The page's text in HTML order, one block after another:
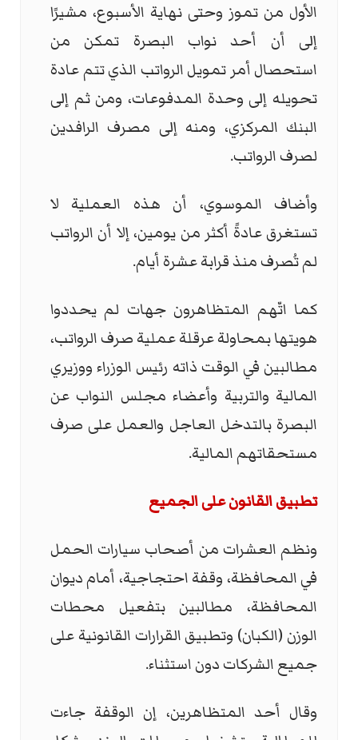
الأول من تموز وحتى نهاية الأسبوع، مشيرًا
إلى أن أحد نواب البصرة تمكن من
استحصال أمر تمويل الرواتب الذي تتم عادة
تحويله إلى وحدة المدفوعات، ومن ثم إلى
البنك المركزي، ومنه إلى مصرف الرافدين
لصرف الرواتب.
وأضاف الموسوي، أن هذه العملية لا
تستغرق عادةً أكثر من يومين، إلا أن الرواتب
لم تُصرف منذ قرابة عشرة أيام.
كما اتّهم المتظاهرون جهات لم يحددوا
هويتها بمحاولة عرقلة عملية صرف الرواتب،
مطالبين في الوقت ذاته رئيس الوزراء ووزيري
المالية والتربية وأعضاء مجلس النواب عن
البصرة بالتدخل العاجل والعمل على صرف
مستحقاتهم المالية.
تطبيق القانون على الجميع
ونظم العشرات من أصحاب سيارات الحمل
في المحافظة، وقفة احتجاجية، أمام ديوان
المحافظة، مطالبين بتفعيل محطات
الوزن (الكبان) وتطبيق القرارات القانونية على
جميع الشركات دون استثناء.
وقال أحد المتظاهرين، إن الوقفة جاءت